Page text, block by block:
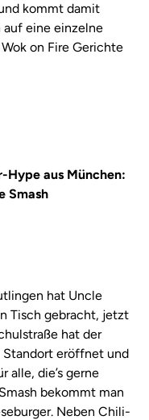
kommt damit
eine einzelne
on Fire Gerichte
Hype aus München:
Smash
hat Uncle
Tisch gebracht, jetzt
hat der
Standort eröffnet und
alle, die’s gerne
bekommt man
Neben Chili-